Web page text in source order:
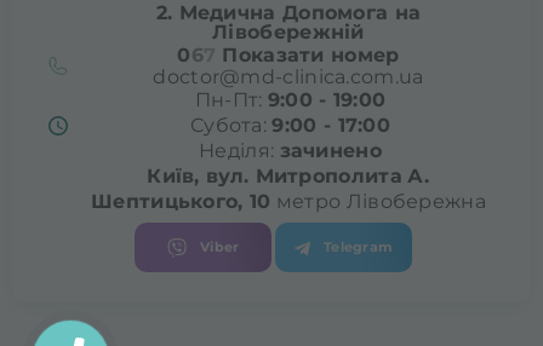
2. Медична Допомога на
Лівобережній
06
Показати номер
doctor@md-clinica.com.ua
Пн-Пт: 9:00 - 19:00
Субота: 9:00 - 17:00
Неділя: зачинено
Київ, вул. Митрополита А.
Шептицького, 10 метро Лівобережна
Viber Telegram